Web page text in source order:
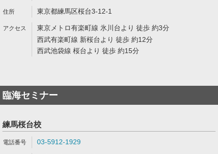
東京都練馬区桜台3-12-1
東京メトロ有楽町線 氷川台より 徒歩 約3分
西武有楽町線 新桜台より 徒歩 約12分
西武池袋線 桜台より 徒歩 約15分
臨海セミナー
練馬桜台校
03-5912-1929